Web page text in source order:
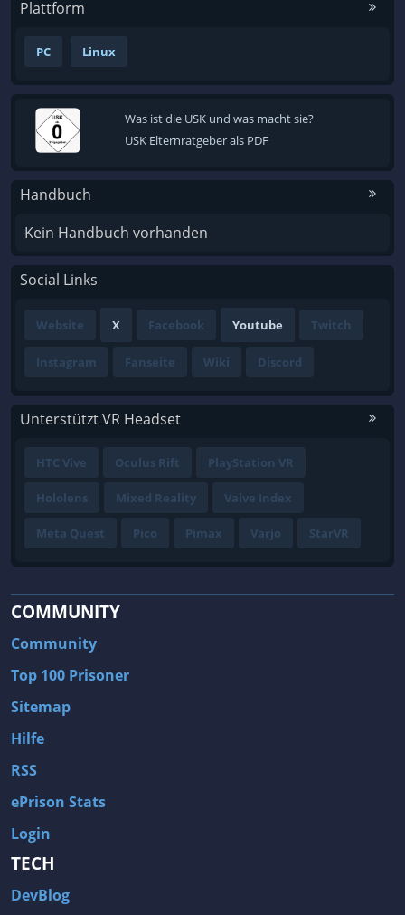
Plattform
PC Linux
Was ist die USK und was macht sie?
USK Elternratgeber als PDF
Handbuch
Kein Handbuch vorhanden
Social Links
Website X Facebook Youtube Twitch
Instagram Fanseite Wiki Discord
Unterstützt VR Headset
HTC Vive Oculus Rift PlayStation VR
Hololens Mixed Reality Valve Index
Meta Quest Pico Pimax Varjo StarVR
COMMUNITY
Community
Top 100 Prisoner
Sitemap
Hilfe
RSS
ePrison Stats
Login
TECH
DevBlog